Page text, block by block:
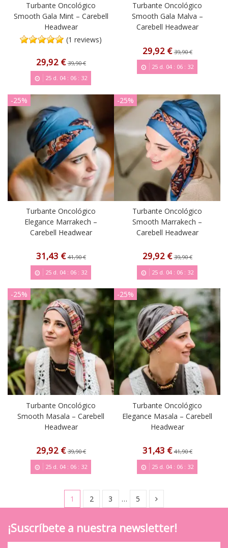
Turbante Oncológico
Smooth Gala Mint – Carebell
Headwear
(1 reviews)
29,92 €39,90 €
25d. 04: 06: 31
Turbante Oncológico
Smooth Gala Malva –
Carebell Headwear
29,92 €39,90 €
25d. 04: 06: 31
-25%
Turbante Oncológico
Elegance Marrakech –
Carebell Headwear
31,43 €41,90 €
25d. 04: 06: 31
-25%
Turbante Oncológico
Smooth Marrakech –
Carebell Headwear
29,92 €39,90 €
25d. 04: 06: 31
-25%
Turbante Oncológico
Smooth Masala – Carebell
Headwear
29,92 €39,90 €
25d. 04: 06: 31
-25%
Turbante Oncológico
Elegance Masala – Carebell
Headwear
31,43 €41,90 €
25d. 04: 06: 31
1 2 3 … 5
¡Suscríbete a nuestra newsletter!